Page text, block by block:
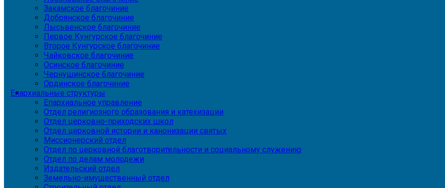
Закамское благочиние
Добрянское благочиние
Лысьвенское благочиние
Первое Кунгурское благочиние
Второе Кунгурское благочиние
Чайковское благочиние
Осинское благочиние
Чернушинское благочиние
Ординское благочиние
Епархиальные структуры
Епархиальное управление
Отдел религиозного образования и катехизации
Отдел церковно-приходских школ
Отдел церковной истории и канонизации святых
Миссионерский отдел
Отдел по церковной благотворительности и социальному служению
Отдел по делам молодежи
Издательский отдел
Земельно-имущественный отдел